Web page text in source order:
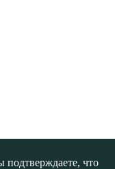
подтверждаете, что